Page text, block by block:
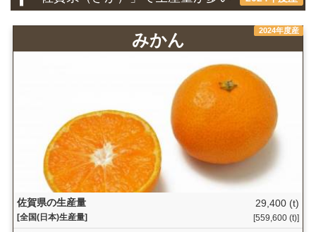
2024年度産
みかん
佐賀県の生産量
[全国(日本)生産量]
29,400 (t)
[559,600 (t)]